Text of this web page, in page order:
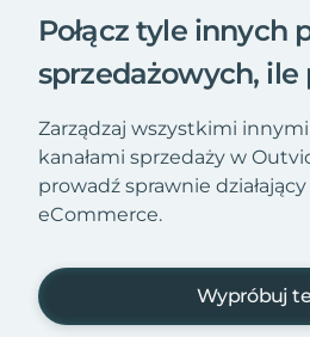
Połącz tyle innych
sprzedażowych, ile
Zarządzaj wszystkimi
kanałami sprzedaży w
prowadź sprawnie
eCommerce.
Wypróbuj